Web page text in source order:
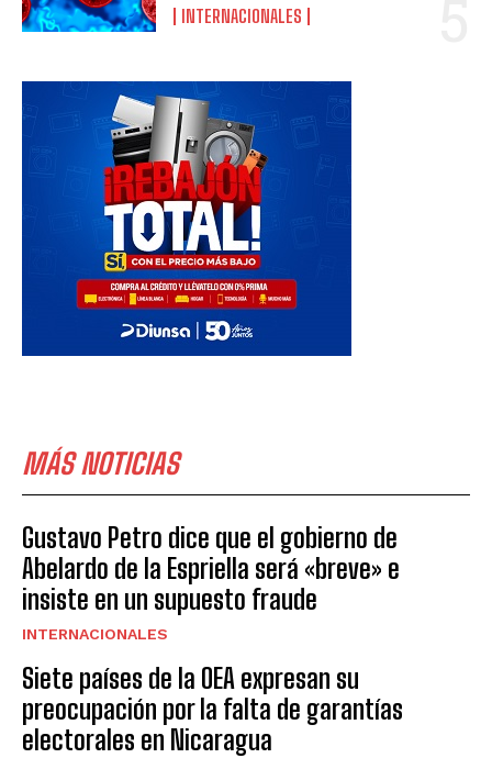
INTERNACIONALES
MÁS NOTICIAS
Gustavo Petro dice que el gobierno de
Abelardo de la Espriella será «breve» e
insiste en un supuesto fraude
INTERNACIONALES
Siete países de la OEA expresan su
preocupación por la falta de garantías
electorales en Nicaragua